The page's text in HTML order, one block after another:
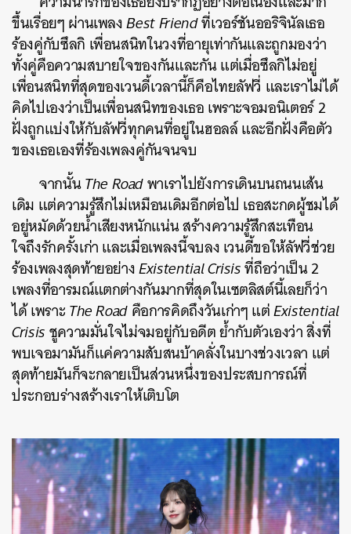
ขึ้นเรื่อยๆ ผ่านเพลงBest Friendที่เวอร์ชันออริจินัลเธอ
ร้องคู่กับซึลกิ เพื่อนสนิทในวงที่อายุเท่ากันและถูกมองว่า
ทั้งคู่คือความสบายใจของกันและกัน แต่เมื่อซึลกิไม่อยู่
เพื่อนสนิทที่สุดของเวนดี้เวลานี้ก็คือไทยลัฟวี่ และเราไม่ได้
คิดไปเองว่าเป็นเพื่อนสนิทของเธอ เพราะจอมอนิเตอร์ 2
ฝั่งถูกแบ่งให้กับลัฟวี่ทุกคนที่อยู่ในฮอลล์ และอีกฝั่งคือตัว
ของเธอเองที่ร้องเพลงคู่กันจนจบ
จากนั้นThe Roadพาเราไปยังการเดินบนถนนเส้น
เดิม แต่ความรู้สึกไม่เหมือนเดิมอีกต่อไป เธอสะกดผู้ชมได้
อยู่หมัดด้วยน้ำเสียงหนักแน่น สร้างความรู้สึกสะเทือน
ใจถึงรักครั้งเก่า และเมื่อเพลงนี้จบลง เวนดี้ขอให้ลัฟวี่ช่วย
ร้องเพลงสุดท้ายอย่างExistential Crisisที่ถือว่าเป็น 2
เพลงที่อารมณ์แตกต่างกันมากที่สุดในเซตลิสต์นี้เลยก็ว่า
ได้ เพราะThe Roadคือการคิดถึงวันเก่าๆ แต่Existential
Crisisชูความมั่นใจไม่จมอยู่กับอดีต ย้ำกับตัวเองว่า สิ่งที่
พบเจอมามันก็แค่ความสับสนบ้าคลั่งในบางช่วงเวลา แต่
สุดท้ายมันก็จะกลายเป็นส่วนหนึ่งของประสบการณ์ที่
ประกอบร่างสร้างเราให้เติบโต